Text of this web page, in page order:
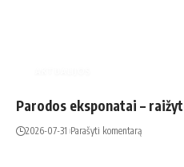
Parodos eksponatai –
2026-07-31 Parašyti komentarą